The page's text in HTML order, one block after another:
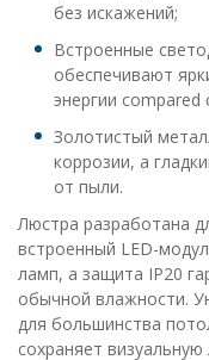
без искажений;
Встроенные
обеспечивают
энергии compared
Золотистый
коррозии, а
от пыли.
Люстра разработана
встроенный LED-
ламп, а защита IP20
обычной влажности.
для большинства
сохраняет визуальную